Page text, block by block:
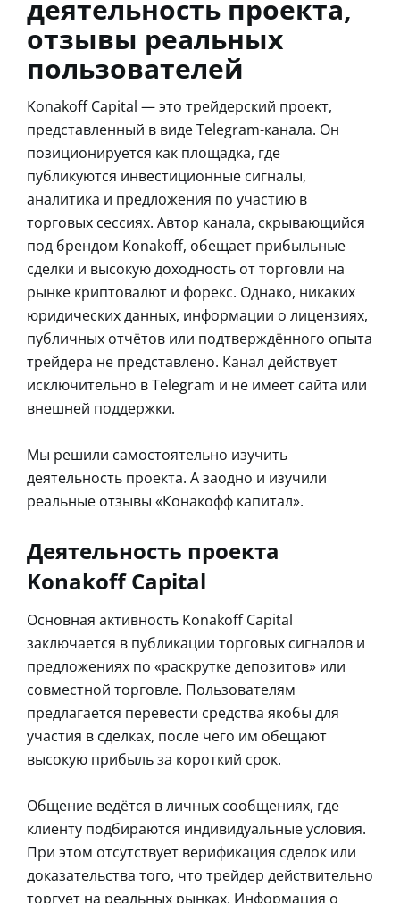
деятельность проекта,
отзывы реальных
пользователей
Konakoff Capital — это трейдерский проект,
представленный в виде Telegram-канала. Он
позиционируется как площадка, где
публикуются инвестиционные сигналы,
аналитика и предложения по участию в
торговых сессиях. Автор канала, скрывающийся
под брендом Konakoff, обещает прибыльные
сделки и высокую доходность от торговли на
рынке криптовалют и форекс. Однако, никаких
юридических данных, информации о лицензиях,
публичных отчётов или подтверждённого опыта
трейдера не представлено. Канал действует
исключительно в Telegram и не имеет сайта или
внешней поддержки.
Мы решили самостоятельно изучить
деятельность проекта. А заодно и изучили
реальные отзывы «Конакофф капитал».
Деятельность проекта
Konakoff Capital
Основная активность Konakoff Capital
заключается в публикации торговых сигналов и
предложениях по «раскрутке депозитов» или
совместной торговле. Пользователям
предлагается перевести средства якобы для
участия в сделках, после чего им обещают
высокую прибыль за короткий срок.
Общение ведётся в личных сообщениях, где
клиенту подбираются индивидуальные условия.
При этом отсутствует верификация сделок или
доказательства того, что трейдер действительно
торгует на реальных рынках. Информация о